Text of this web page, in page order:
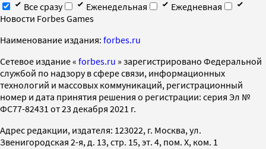
Все сразу
Еженедельная
Ежедневная
Новости Forbes Games
Наименование издания: forbes.ru
Cетевое издание « forbes.ru » зарегистрировано Федеральной
службой по надзору в сфере связи, информационных
технологий и массовых коммуникаций, регистрационный
номер и дата принятия решения о регистрации: серия Эл №
ФС77-82431 от 23 декабря 2021 г.
Адрес редакции, издателя: 123022, г. Москва, ул.
Звенигородская 2-я, д. 13, стр. 15, эт. 4, пом. X, ком. 1